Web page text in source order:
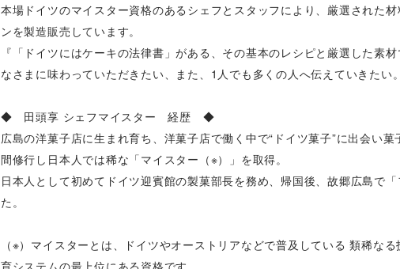
本場ドイツのマイスター資格のあるシェフとスタッフにより、厳選された
ンを製造販売しています。
『「ドイツにはケーキの法律書」がある、その基本のレシピと厳選した素
なさまに味わっていただきたい、また、1人でも多くの人へ伝えていきたい
◆ 田頭享 シェフマイスター 経歴 ◆
広島の洋菓子店に生まれ育ち、洋菓子店で働く中で“ドイツ菓子”に出会い
間修行し日本人では稀な「マイスター（※）」を取得。
日本人として初めてドイツ迎賓館の製菓部長を務め、帰国後、故郷広島で
た。
（※）マイスターとは、ドイツやオーストリアなどで普及している 類稀な
育システムの最上位にある資格です。